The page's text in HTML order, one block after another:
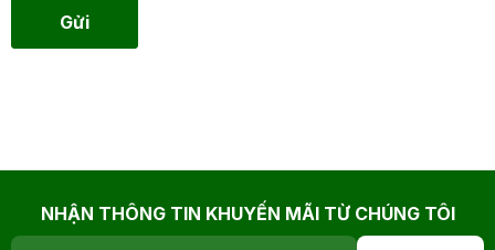
Gửi
NHẬN THÔNG TIN KHUYẾN MÃI TỪ CHÚNG TÔI